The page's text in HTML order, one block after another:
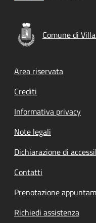
Comune di
Footer menu
Area riservata
Crediti
Informativa privacy
Note legali
Dichiarazione di
Contatti
Prenotazione
Richiedi assistenza